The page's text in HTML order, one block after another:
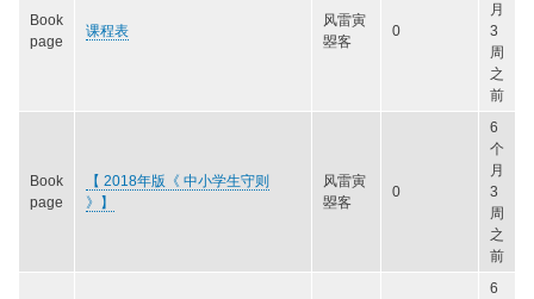
Book
page
课程表
风雷寅
曌客
0
月
3
周
之
前
Book
page
【 2018年版《 中小学生守则
》】
风雷寅
曌客
0
6
个
月
3
周
之
前
6